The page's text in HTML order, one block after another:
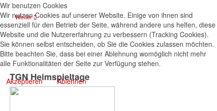
Nächster Beitrag: 3 Meistertitel, 2 Mal mit weißer Weste. Letzter Spieltag
Weiter
TGN Heimspieltage
Wir benutzen Cookies
Wir nutzen Cookies auf unserer Website. Einige von ihnen sind
essenziell für den Betrieb der Seite, während andere uns helfen, diese
Website und die Nutzererfahrung zu verbessern (Tracking Cookies).
Sie können selbst entscheiden, ob Sie die Cookies zulassen möchten.
Bitte beachten Sie, dass bei einer Ablehnung womöglich nicht mehr
alle Funktionalitäten der Seite zur Verfügung stehen.
Akzeptieren
Ablehnen